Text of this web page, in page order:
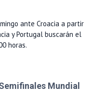
ante Croacia a partir
y Portugal buscarán el
horas.
Mundial